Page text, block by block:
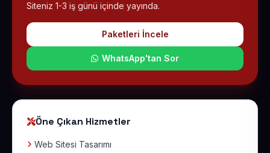
Siteniz 1-3 iş günü içinde yayında.
Paketleri İncele
WhatsApp'tan Sor
Öne Çıkan Hizmetler
Web Sitesi Tasarımı